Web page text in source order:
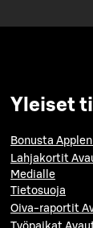
Yleiset
Bonusta
Lahjakortit
Medialle
Tietosuoja
Oiva-raportit